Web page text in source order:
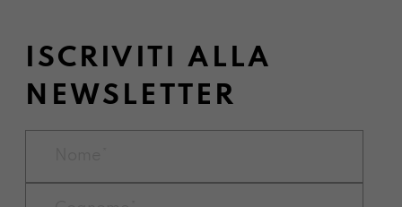
ISCRIVITI ALLA
NEWSLETTER